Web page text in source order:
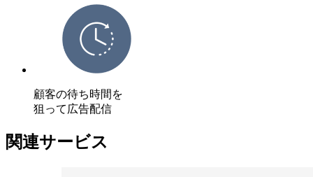
顧客の待ち時間を
狙って広告配信
関連サービス